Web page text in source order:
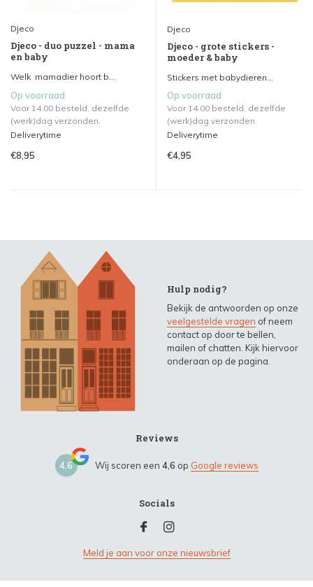
Djeco
Djeco - duo puzzel - mama
en baby
Welk mamadier hoort b...
Op voorraad
Voor 14.00 besteld, dezelfde
(werk)dag verzonden.
Deliverytime
€8,95
Djeco
Djeco - grote stickers -
moeder & baby
Stickers met babydieren...
Op voorraad
Voor 14.00 besteld, dezelfde
(werk)dag verzonden.
Deliverytime
€4,95
Hulp nodig?
Bekijk de antwoorden op onze
veelgestelde vragen of neem
contact op door te bellen,
mailen of chatten. Kijk hiervoor
onderaan op de pagina.
Reviews
4,6 Wij scoren een 4,6 op Google reviews
Socials
Meld je aan voor onze nieuwsbrief